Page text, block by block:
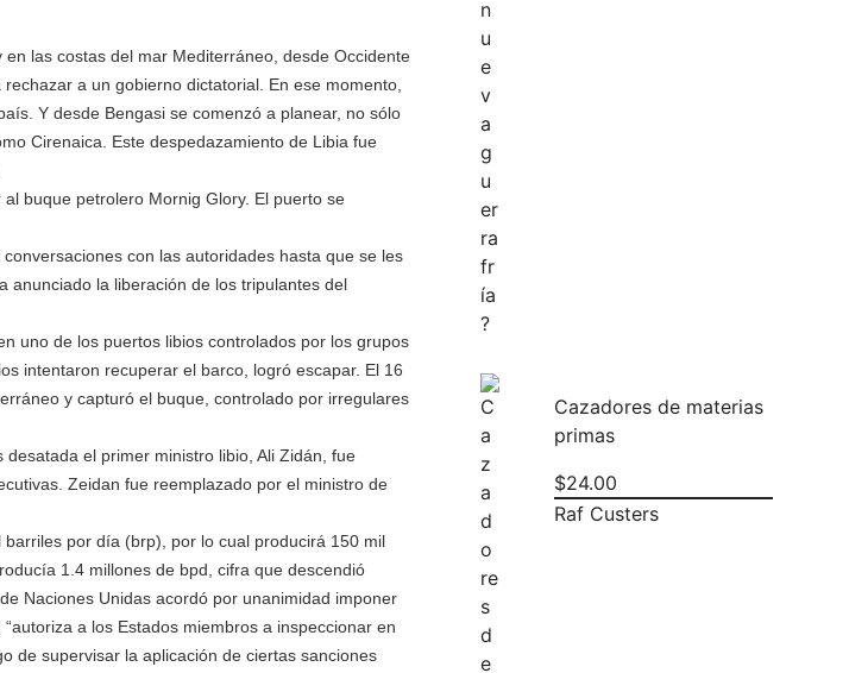
las costas del mar Mediterráneo, desde Occidente
a un gobierno dictatorial. En ese momento,
Y desde Bengasi se comenzó a planear, no sólo
Cirenaica. Este despedazamiento de Libia fue
buque petrolero Mornig Glory. El puerto se
con las autoridades hasta que se les
anunciado la liberación de los tripulantes del
uno de los puertos libios controlados por los grupos
intentaron recuperar el barco, logró escapar. El 16
y capturó el buque, controlado por irregulares
el primer ministro libio, Ali Zidán, fue
Zeidan fue reemplazado por el ministro de
por día (brp), por lo cual producirá 150 mil
1.4 millones de bpd, cifra que descendió
Naciones Unidas acordó por unanimidad imponer
a los Estados miembros a inspeccionar en
de supervisar la aplicación de ciertas sanciones
Cazadores de materias
primas
$24.00
Raf Custers